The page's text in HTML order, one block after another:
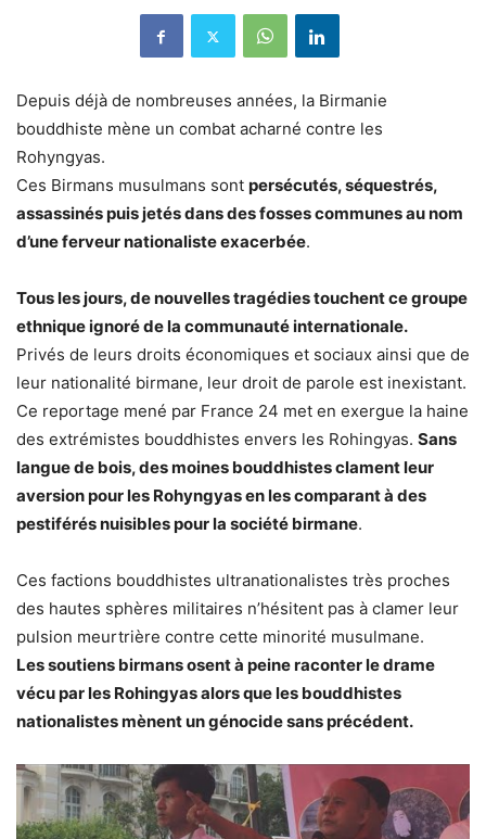
Depuis déjà de nombreuses années, la Birmanie
bouddhiste mène un combat acharné contre les
Rohyngyas.
Ces Birmans musulmans sont persécutés, séquestrés,
assassinés puis jetés dans des fosses communes au nom
d’une ferveur nationaliste exacerbée.
Tous les jours, de nouvelles tragédies touchent ce groupe
ethnique ignoré de la communauté internationale.
Privés de leurs droits économiques et sociaux ainsi que de
leur nationalité birmane, leur droit de parole est inexistant.
Ce reportage mené par France 24 met en exergue la haine
des extrémistes bouddhistes envers les Rohingyas. Sans
langue de bois, des moines bouddhistes clament leur
aversion pour les Rohyngyas en les comparant à des
pestiférés nuisibles pour la société birmane.
Ces factions bouddhistes ultranationalistes très proches
des hautes sphères militaires n’hésitent pas à clamer leur
pulsion meurtrière contre cette minorité musulmane.
Les soutiens birmans osent à peine raconter le drame
vécu par les Rohingyas alors que les bouddhistes
nationalistes mènent un génocide sans précédent.